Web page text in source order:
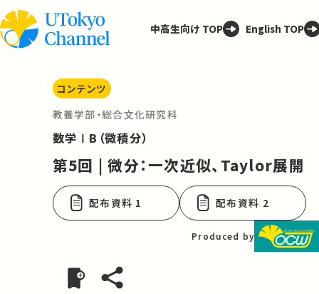
中高生向け TOP English TOP
コンテンツ
教養学部・総合文化研究科
数学ⅠB（微積分）
第5回 | 微分：一次近似、Taylor展開
配布資料 1 配布資料 2
Produced by